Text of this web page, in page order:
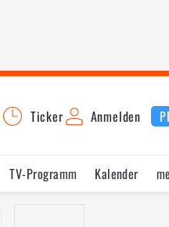
Ticker Anmelden
TV-Programm
Kalender